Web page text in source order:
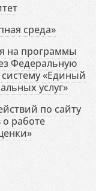
среда»
на программы
Федеральную
«Единый
услуг»
по сайту
работе